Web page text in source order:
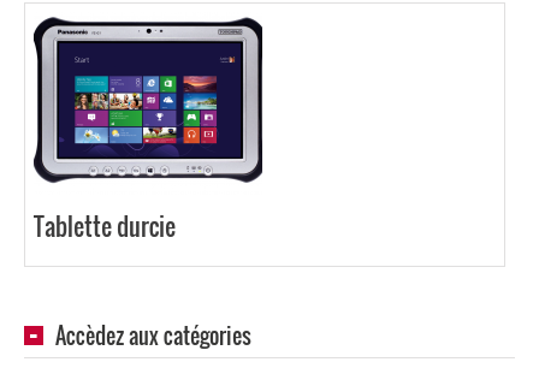
Tablette durcie
Accèdez aux catégories